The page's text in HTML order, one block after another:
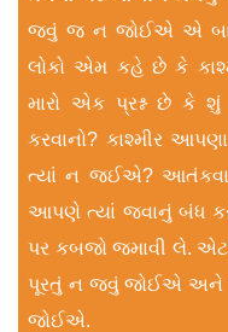
જવું જ ન જોઈએ એ
લોકો એમ કહે છે કે
મારો એક પ્રશ્ન છે કે
કરવાનો? કાશ્મીર
ત્યાં ન જઈએ?
આપણે ત્યાં જવાનું બંધ
પર કબજો જમાવી લે.
પૂરતું ન જવું જોઈએ અને
જોઈએ.